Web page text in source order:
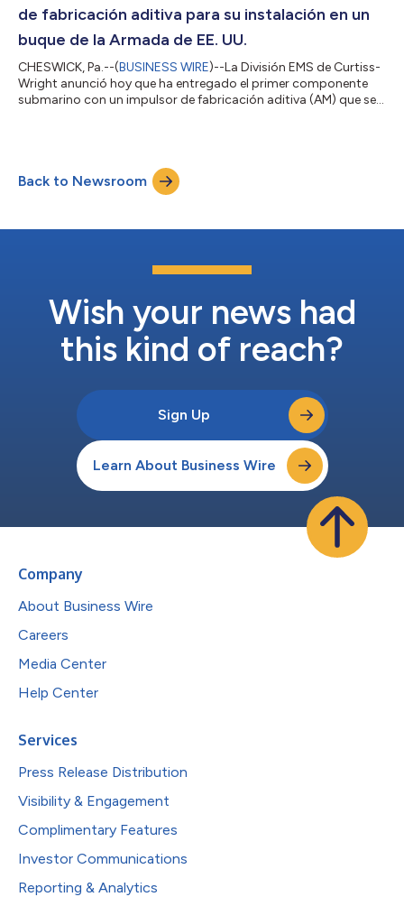
de fabricación aditiva para su instalación en un
buque de la Armada de EE. UU.
CHESWICK, Pa.--(BUSINESS WIRE)--La División EMS de Curtiss-
Wright anunció hoy que ha entregado el primer componente
submarino con un impulsor de fabricación aditiva (AM) que se
LLC en Fort Lauderdale, FL, colaboraron para desarrollar,
fabricar, probar y suministrar el primer componente submarino
Back to Newsroom
Wish your news had
this kind of reach?
Sign Up
Learn About Business Wire
Company
About Business Wire
Careers
Media Center
Help Center
Services
Press Release Distribution
Visibility & Engagement
Complimentary Features
Investor Communications
Reporting & Analytics